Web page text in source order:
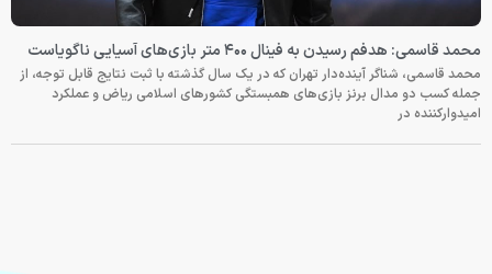
محمد قاسمی: هدفم رسیدن به فینال ۴۰۰ متر بازی‌های آسیایی ناگویاست
محمد قاسمی، شناگر آینده‌دار تهران که در یک سال گذشته با ثبت نتایج قابل توجه، از
جمله کسب دو مدال برنز بازی‌های همبستگی کشورهای اسلامی ریاض و عملکرد
امیدوارکننده در